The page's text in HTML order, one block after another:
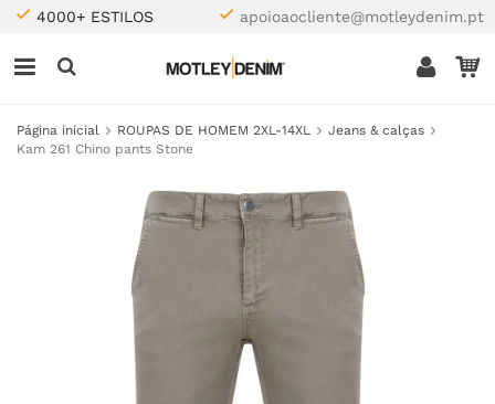
4000+ ESTILOS apoioaocliente@motleydenim.pt
Página inicial ROUPAS DE HOMEM 2XL-14XL
Jeans & calças
Kam 261 Chino pants Stone